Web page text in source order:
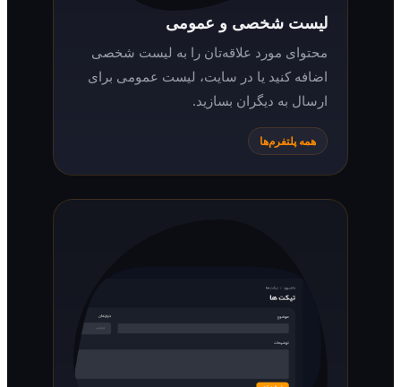
لیست شخصی و عمومی
محتوای مورد علاقه‌تان را به لیست شخصی
اضافه کنید یا در سایت، لیست عمومی برای
ارسال به دیگران بسازید.
همه پلتفرم‌ها